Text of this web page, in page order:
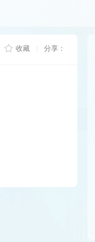
收藏 分享：